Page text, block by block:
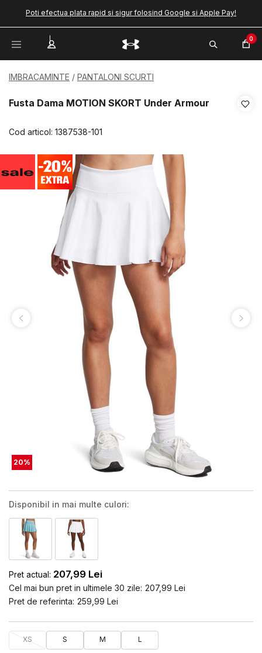
Poti efectua plata rapid si sigur folosind Google si Apple Pay!
0
IMBRACAMINTE PANTALONI SCURTI
Fusta Dama MOTION SKORT Under Armour
Cod articol: 1387538-101
20%
Disponibil in mai multe culori:
Pret actual: 207,99 Lei
Cel mai bun pret in ultimele 30 zile: 207,99 Lei
Pret de referinta: 259,99 Lei
XS S M L